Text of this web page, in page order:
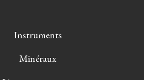
Instruments
Minéraux